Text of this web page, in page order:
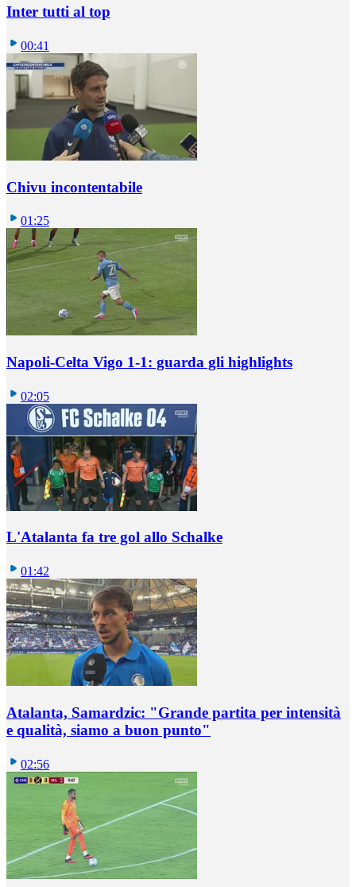
Inter tutti al top
00:41
Chivu incontentabile
01:25
Napoli-Celta Vigo 1-1: guarda gli highlights
02:05
L'Atalanta fa tre gol allo Schalke
01:42
Atalanta, Samardzic: "Grande partita per intensità
e qualità, siamo a buon punto"
02:56